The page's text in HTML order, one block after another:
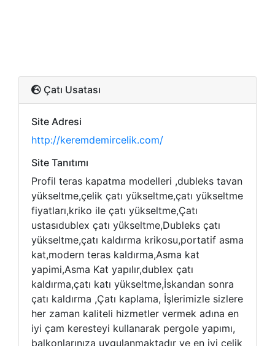
Çatı Usatası
Site Adresi
http://keremdemircelik.com/
Site Tanıtımı
Profil teras kapatma modelleri ,dubleks tavan
yükseltme,çelik çatı yükseltme,çatı yükseltme
fiyatları,kriko ile çatı yükseltme,Çatı
ustasıdublex çatı yükseltme,Dubleks çatı
yükseltme,çatı kaldırma krikosu,portatif asma
kat,modern teras kaldırma,Asma kat
yapimi,Asma Kat yapılır,dublex çatı
kaldırma,çatı katı yükseltme,İskandan sonra
çatı kaldırma ,Çatı kaplama​, İşlerimizle sizlere
her zaman kaliteli hizmetler vermek adına en
iyi çam keresteyi kullanarak pergole yapımı,
balkonlarınıza uygulanmaktadır ve en iyi çelik